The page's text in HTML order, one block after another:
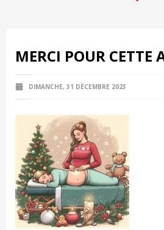
MERCI POUR CETTE
DIMANCHE, 31 DÉCEMBRE 2023